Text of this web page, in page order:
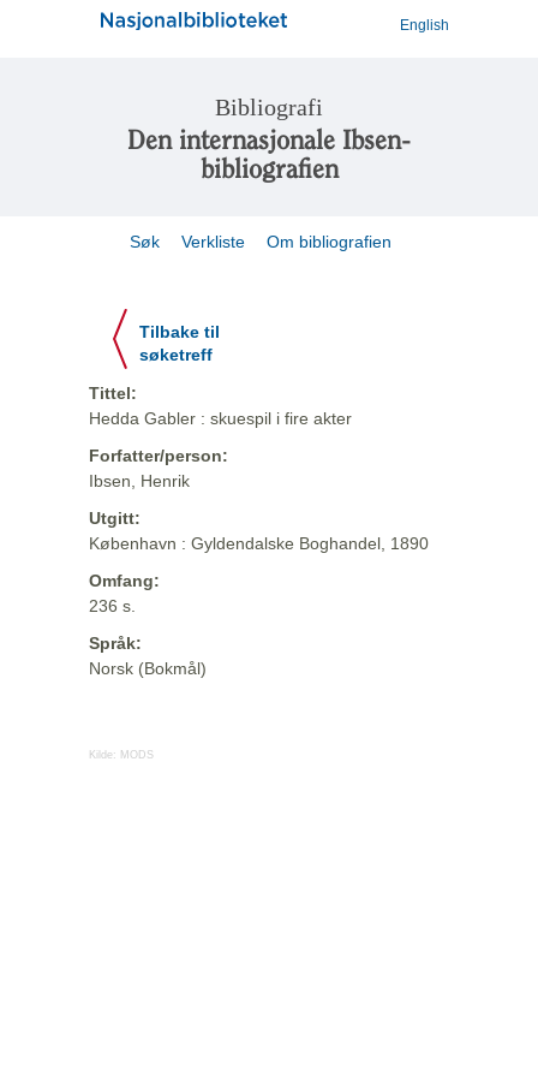
English
Bibliografi
Den internasjonale Ibsen-
bibliografien
Søk Verkliste Om bibliografien
Tilbake til
søketreff
Tittel:
Hedda Gabler : skuespil i fire akter
Forfatter/person:
Ibsen, Henrik
Utgitt:
København : Gyldendalske Boghandel, 1890
Omfang:
236 s.
Språk:
Norsk (Bokmål)
Kilde: MODS